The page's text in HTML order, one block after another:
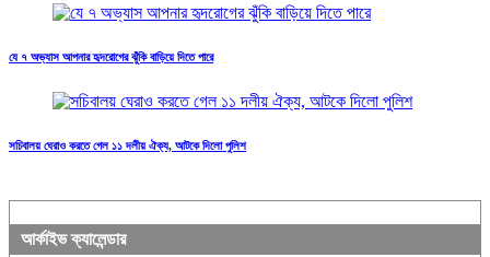
যে ৭ অভ্যাস আপনার হৃদরোগের ঝুঁকি বাড়িয়ে দিতে পারে
সচিবালয় ঘেরাও করতে গেল ১১ দলীয় ঐক্য, আটকে দিলো পুলিশ
আর্কাইভ ক্যালেন্ডার